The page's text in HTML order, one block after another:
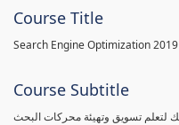
Course Title
Search Engine Optimization 2019
Course Subtitle